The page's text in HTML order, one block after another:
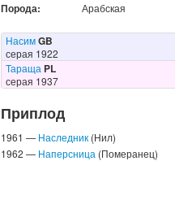
Порода: Арабская
НасимGB
серая 1922
Тараща PL
серая 1937
Приплод
1961 — Наследник(Нил)
1962 — Наперсница (Померанец)